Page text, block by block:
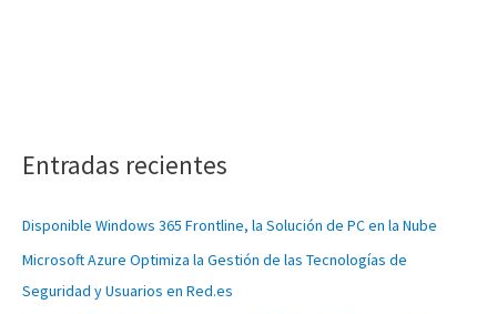
Entradas recientes
Disponible Windows 365 Frontline, la Solución de PC en la Nube
Microsoft Azure Optimiza la Gestión de las Tecnologías de
Seguridad y Usuarios en Red.es
t